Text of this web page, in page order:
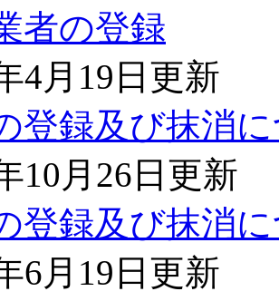
者の登録
4月19日更新
登録及び抹消
10月26日更新
登録及び抹消
6月19日更新